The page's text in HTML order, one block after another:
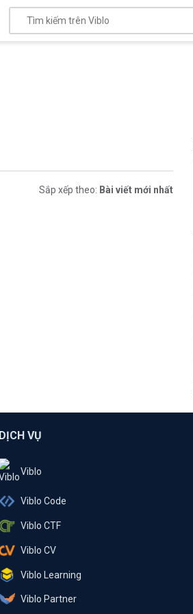
Sắp xếp theo: Bài viết mới nhất
DỊCH VỤ
Viblo
Viblo Code
Viblo CTF
Viblo CV
Viblo Learning
Viblo Partner